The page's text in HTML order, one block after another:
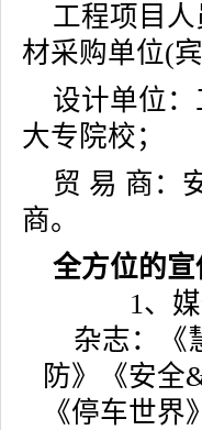
工程项目
材采购单位(
设计单位
大专院校；
贸 易 商：
商。
全方位的
1、
杂志：《
防》《安全
《停车世